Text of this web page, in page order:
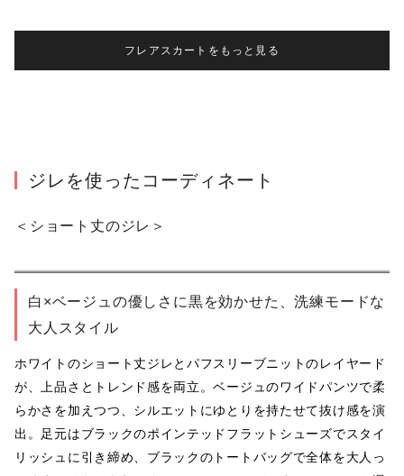
フレアスカートをもっと見る
ジレを使ったコーディネート
＜ショート丈のジレ＞
白×ベージュの優しさに黒を効かせた、洗練モードな
大人スタイル
ホワイトのショート丈ジレとパフスリーブニットのレイヤード
が、上品さとトレンド感を両立。ベージュのワイドパンツで柔
らかさを加えつつ、シルエットにゆとりを持たせて抜け感を演
出。足元はブラックのポインテッドフラットシューズでスタイ
リッシュに引き締め、ブラックのトートバッグで全体を大人っ